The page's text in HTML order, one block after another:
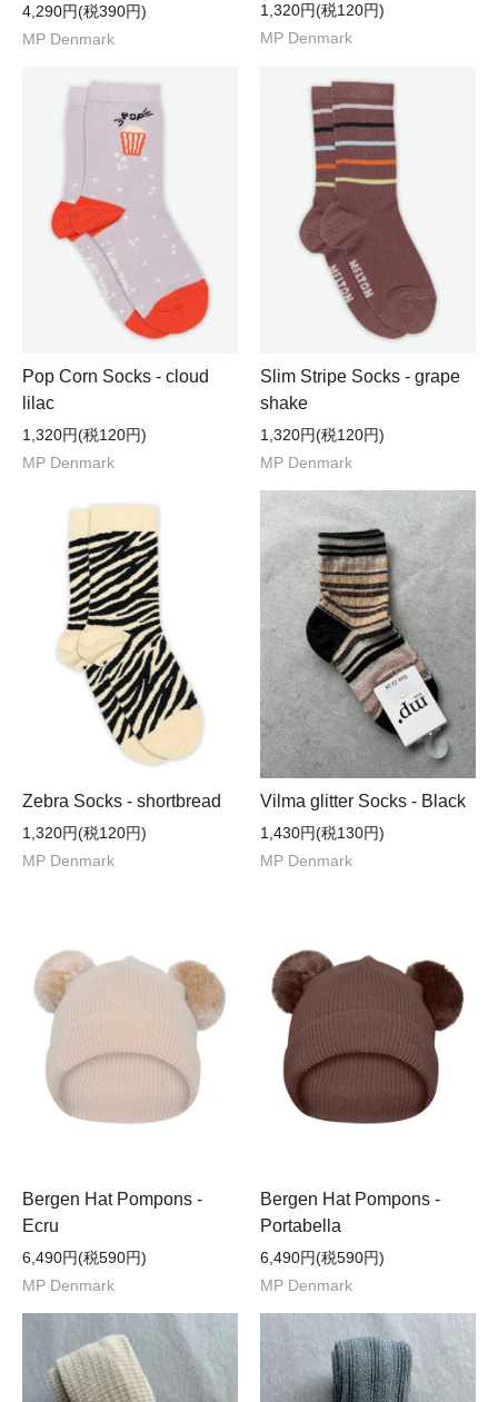
4,290円(税390円)
MP Denmark
1,320円(税120円)
MP Denmark
Pop Corn Socks - cloud
lilac
1,320円(税120円)
MP Denmark
Slim Stripe Socks - grape
shake
1,320円(税120円)
MP Denmark
Zebra Socks - shortbread
1,320円(税120円)
MP Denmark
Vilma glitter Socks - Black
1,430円(税130円)
MP Denmark
Bergen Hat Pompons -
Ecru
6,490円(税590円)
MP Denmark
Bergen Hat Pompons -
Portabella
6,490円(税590円)
MP Denmark